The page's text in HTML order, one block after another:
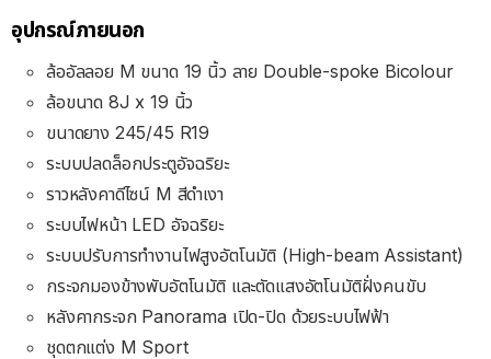
อุปกรณ์ภายนอก
ล้ออัลลอย M ขนาด 19 นิ้ว ลาย Double-spoke Bicolour
ล้อขนาด 8J x 19 นิ้ว
ขนาดยาง 245/45 R19
ระบบปลดล็อกประตูอัจฉริยะ
ราวหลังคาดีไซน์ M สีดำเงา
ระบบไฟหน้า LED อัจฉริยะ
ระบบปรับการทำงานไฟสูงอัตโนมัติ (High-beam Assistant)
กระจกมองข้างพับอัตโนมัติ และตัดแสงอัตโนมัติฝั่งคนขับ
หลังคากระจก Panorama เปิด-ปิด ด้วยระบบไฟฟ้า
ชุดตกแต่ง M Sport